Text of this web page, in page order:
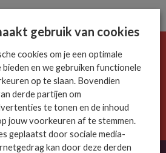
Mis niets.
Business nieuwsbrief.
AANMELDEN
gebruik van cookies
cookies om je een optimale
en we gebruiken functionele
op te slaan. Bovendien
derde partijen om
te tonen en de inhoud
jouw voorkeuren af te stemmen.
geplaatst door sociale media-
kan door deze derden